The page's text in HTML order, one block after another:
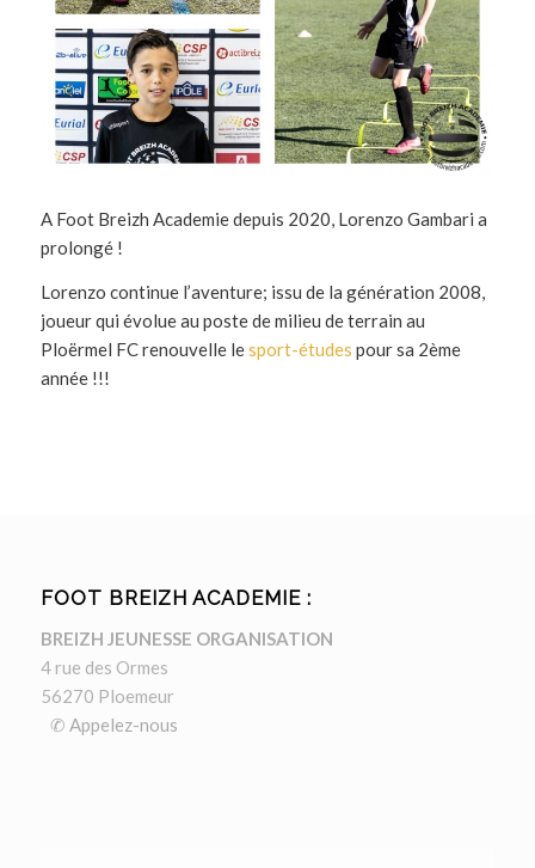
A Foot Breizh Academie depuis 2020, Lorenzo Gambari a
prolongé !
Lorenzo continue l’aventure; issu de la génération 2008,
joueur qui évolue au poste de milieu de terrain au
Ploërmel FC renouvelle lesport-études pour sa 2ème
année !!!
FOOT BREIZH ACADEMIE :
BREIZH JEUNESSE ORGANISATION
4 rue des Ormes
56270 Ploemeur
✆ Appelez-nous